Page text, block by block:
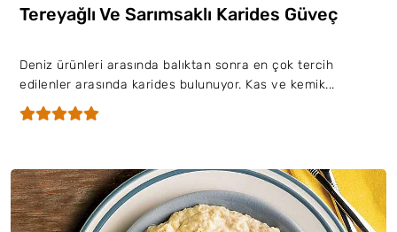
Tereyağlı Ve Sarımsaklı Karides Güveç
Deniz ürünleri arasında balıktan sonra en çok tercih
edilenler arasında karides bulunuyor. Kas ve kemik...